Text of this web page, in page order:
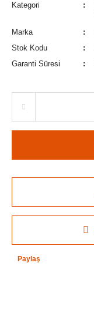
Kategori
Marka
Stok Kodu
Garanti Süresi
Paylaş